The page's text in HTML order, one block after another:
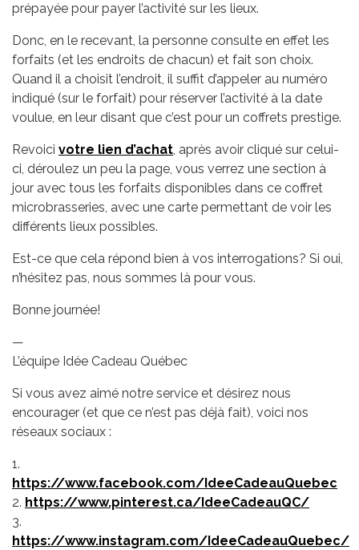
prépayée pour payer l’activité sur les lieux.
Donc, en le recevant, la personne consulte en effet les
forfaits (et les endroits de chacun) et fait son choix.
Quand il a choisit l’endroit, il suffit d’appeler au numéro
indiqué (sur le forfait) pour réserver l’activité à la date
voulue, en leur disant que c’est pour un coffrets prestige.
Revoici votre lien d’achat, après avoir cliqué sur celui-
ci, déroulez un peu la page, vous verrez une section à
jour avec tous les forfaits disponibles dans ce coffret
microbrasseries, avec une carte permettant de voir les
différents lieux possibles.
Est-ce que cela répond bien à vos interrogations? Si oui,
n’hésitez pas, nous sommes là pour vous.
Bonne journée!
—
L’équipe Idée Cadeau Québec
Si vous avez aimé notre service et désirez nous
encourager (et que ce n’est pas déjà fait), voici nos
réseaux sociaux :
1.
https://www.facebook.com/IdeeCadeauQuebec
2. https://www.pinterest.ca/IdeeCadeauQC/
3.
https://www.instagram.com/IdeeCadeauQuebec/